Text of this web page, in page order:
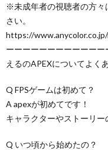
※未成年者の視聴者の方々
さい。
https://
ーーーーーーーーーーー
えるのAPEXについてよく
Q FPSゲームは初めて？
A apexが初めてです！
キャラクターやストーリー
Q いつ頃から始めたの？